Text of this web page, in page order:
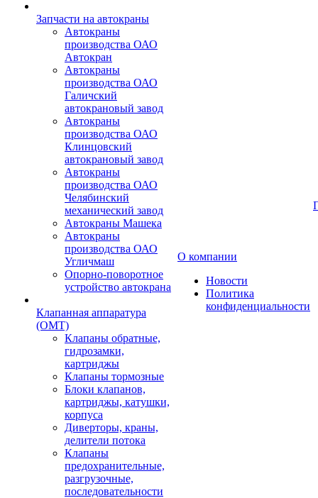
Запчасти на автокраны
Автокраны
производства ОАО
Автокран
Автокраны
производства ОАО
Галичский
автокрановый завод
Автокраны
производства ОАО
Клинцовский
автокрановый завод
Автокраны
производства ОАО
Челябинский
механический завод
Автокраны Машека
Автокраны
производства ОАО
Угличмаш
Опорно-поворотное
устройство автокрана
Клапанная аппаратура
(OMT)
Клапаны обратные,
гидрозамки,
картриджы
Клапаны тормозные
Блоки клапанов,
картриджы, катушки,
корпуса
Диверторы, краны,
делители потока
Клапаны
предохранительные,
разгрузочные,
последовательности
О компании
Новости
Политика
конфиденциальности